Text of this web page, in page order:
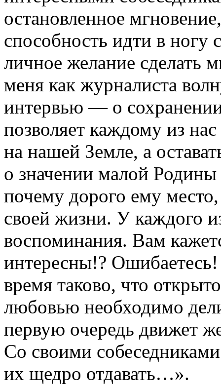
остановленное
способность идти в ногу
личное желание сделать
меня как журналиста
интервью — о сохранении
позволяет каждому из
на нашей Земле, а
о значении малой
почему дорого ему
своей жизни. У каждого
воспоминания. Вам
интересны!?
время таково, что
любовью необходимо
первую очередь движет
Со своими
их щедро отдавать…».